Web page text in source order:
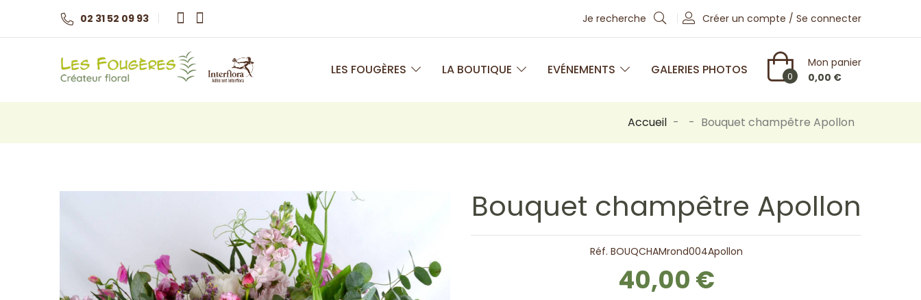
02 31 52 09 93 Je recherche Créer un compte / Se connecter
LES FOUGÈRES LA BOUTIQUE EVÉNEMENTS GALERIES PHOTOS 0
Mon panier
0,00 €
Accueil Bouquet champêtre Apollon
Bouquet champêtre Apollon
Réf. BOUQCHAMrond004Apollon
40,00 €